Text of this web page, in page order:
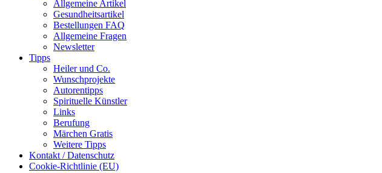
Allgemeine Artikel
Gesundheitsartikel
Bestellungen FAQ
Allgemeine Fragen
Newsletter
Tipps
Heiler und Co.
Wunschprojekte
Autorentipps
Spirituelle Künstler
Links
Berufung
Märchen Gratis
Weitere Tipps
Kontakt / Datenschutz
Cookie-Richtlinie (EU)